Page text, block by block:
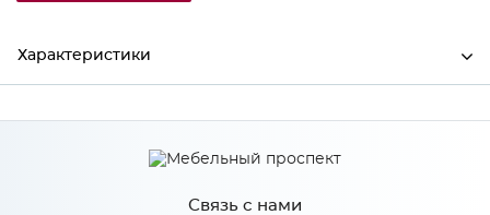
Характеристики
Производитель МиФ
Серый дым софт
Связь с нами